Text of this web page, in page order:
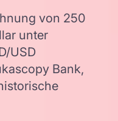
von 250
unter
USD
Bank,